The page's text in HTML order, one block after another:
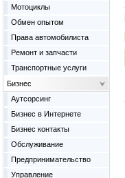
Мотоциклы
Обмен опытом
Права автомобилиста
Ремонт и запчасти
Транспортные услуги
Бизнес
Аутсорсинг
Бизнес в Интернете
Бизнес контакты
Обслуживание
Предпринимательство
Управление